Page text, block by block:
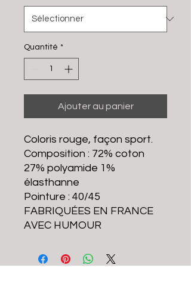
Quantité *
Ajouter au panier
Coloris rouge, façon sport.
Composition : 72% coton
27% polyamide 1%
élasthanne
Pointure : 40/45
FABRIQUÉES EN FRANCE
AVEC HUMOUR